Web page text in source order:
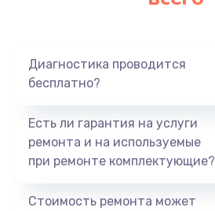
Диагностика проводится
бесплатно?
Есть ли гарантия на услуги
ремонта и на используемые
при ремонте комплектующие?
Стоимость ремонта может